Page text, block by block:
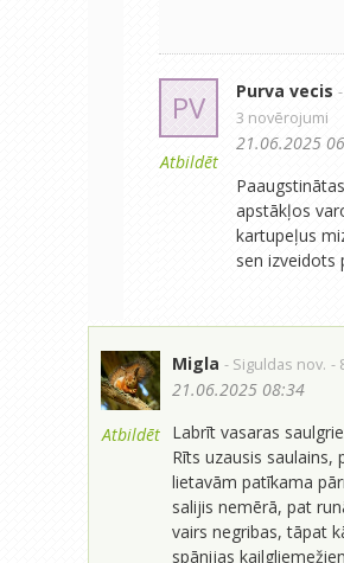
PV
Atbildēt
Purva vecis
3 novērojumi
21.06.2025
apstākļos
kartupeļus
sen izveidots
Atbildēt
Migla - Siguldas nov. -
21.06.2025 08:34
Labrīt vasaras
Rīts uzausis saulains,
lietavām patīkama
salijis nemērā, pat
vairs negribas, tāpat
spānijas